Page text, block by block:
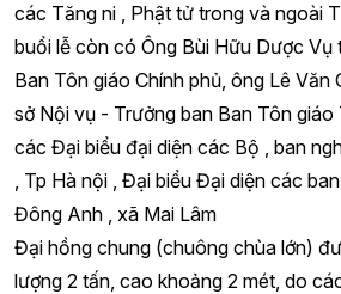
các Tăng ni , Phật tử trong và ngoài
buổi lễ còn có Ông Bùi Hữu Dược Vụ
Ban Tôn giáo Chính phủ, ông Lê
sở Nội vụ - Trưởng ban Ban Tôn giáo
các Đại biểu đại diện các Bộ , ban
, Tp Hà nội , Đại biểu Đại diện các
Đông Anh , xã Mai Lâm
Đại hồng chung (chuông chùa lớn)
lượng 2 tấn, cao khoảng 2 mét, do